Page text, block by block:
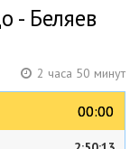
- Беляев
2 часа 50 минут
00:00
00:00